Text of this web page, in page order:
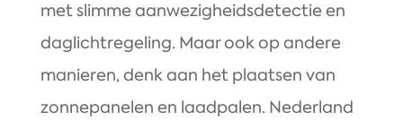
met slimme aanwezigheidsdetectie en
daglichtregeling. Maar ook op andere
manieren, denk aan het plaatsen van
zonnepanelen en laadpalen. Nederland